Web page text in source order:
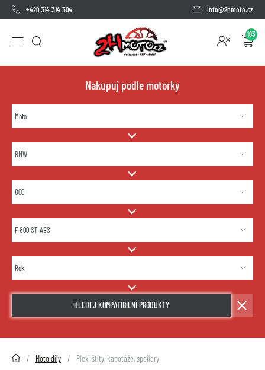
+420 314 314 304 info@2hmoto.cz
103
Nakupuj podle motorky
HLEDEJ KOMPATIBILNÍ PRODUKTY
2HMOTO.cz Moto díly Plexi štíty, kapotáže, spoilery